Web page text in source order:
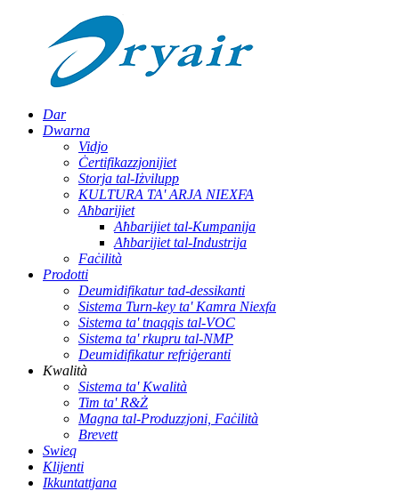
Dar
Dwarna
Vidjo
Ċertifikazzjonijiet
Storja tal-Iżvilupp
KULTURA TA' ARJA NIEXFA
Aħbarijiet
Aħbarijiet tal-Kumpanija
Aħbarijiet tal-Industrija
Faċilità
Prodotti
Deumidifikatur tad-dessikanti
Sistema Turn-key ta' Kamra Niexfa
Sistema ta' tnaqqis tal-VOC
Sistema ta' rkupru tal-NMP
Deumidifikatur refriġeranti
Kwalità
Sistema ta' Kwalità
Tim ta' R&Ż
Magna tal-Produzzjoni, Faċilità
Brevett
Swieq
Klijenti
Ikkuntattjana